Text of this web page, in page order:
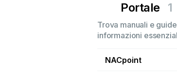
Portale 1
Trova manuali e
informazioni
NACpoint